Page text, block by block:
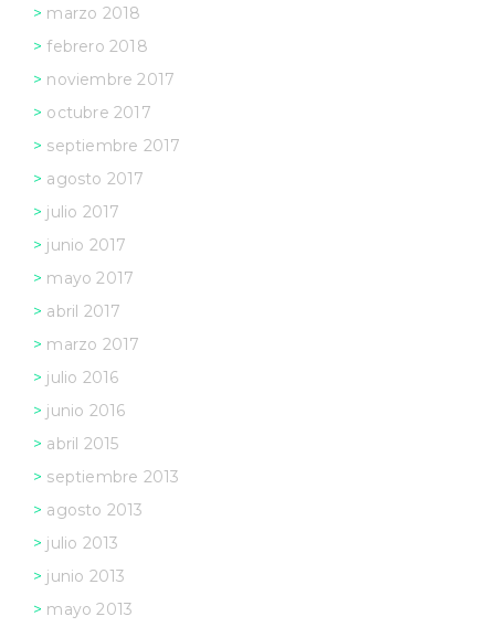
marzo 2018
febrero 2018
noviembre 2017
octubre 2017
septiembre 2017
agosto 2017
julio 2017
junio 2017
mayo 2017
abril 2017
marzo 2017
julio 2016
junio 2016
abril 2015
septiembre 2013
agosto 2013
julio 2013
junio 2013
mayo 2013